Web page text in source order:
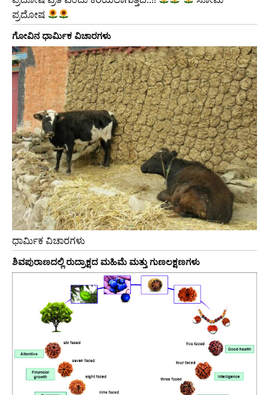
ಪ್ರದೋಷ
ಗೋವಿನ ಧಾರ್ಮಿಕ ವಿಚಾರಗಳು
ಧಾರ್ಮಿಕ ವಿಚಾರಗಳು
ಶಿವಪುರಾಣದಲ್ಲಿ ರುದ್ರಾಕ್ಷದ ಮಹಿಮೆ ಮತ್ತು ಗುಣಲಕ್ಷಣಗಳು